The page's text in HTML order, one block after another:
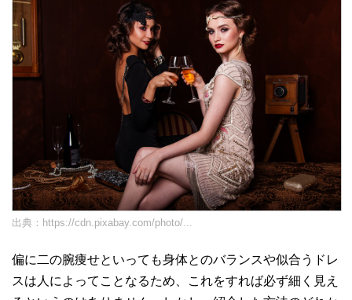
出典： https://cdn.pixabay.com/photo/...
偏に二の腕痩せといっても身体とのバランスや似合うドレ
スは人によってことなるため、これをすれば必ず細く見え